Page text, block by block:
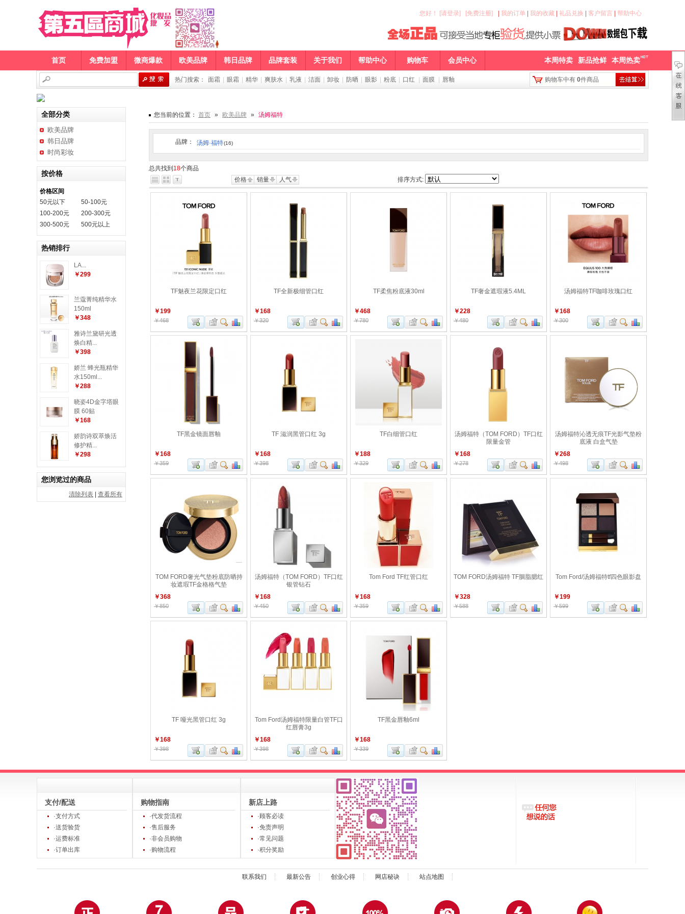
我的订单 我的收藏 礼品兑换 客户留言 帮助中心
您好 ！ [请登录] [免费注册]
首页 免费加盟 微商爆款 欧美品牌 韩日品牌 品牌套装 关于我们 帮助中心 购物车 会员中心 本周特卖 新品抢鲜 本周热卖
热门搜索： 面霜 眼霜 精华 爽肤水 乳液 洁面 卸妆 防晒 眼影 粉底 口红 面膜 唇釉 购物车中有 0件商品
您当前的位置： 首页 » 欧美品牌 » 汤姆福特
品牌： 汤姆·福特(16)
总共找到 18个商品
价格
销量 人气 排序方式:
TF魅夜兰花限定口红
￥199
￥468
TF全新极细管口红
￥168
￥320
TF柔焦粉底液30ml
￥468
￥780
TF奢金遮瑕液5.4ML
￥228
￥480
汤姆福特TF咖啡玫瑰口红
￥168
￥300
TF黑金镜面唇釉
￥168
￥359
TF 滋润黑管口红 3g
￥168
￥398
TF白细管口红
￥188
￥329
汤姆福特（TOM FORD）TF口红
限量金管
￥168
￥278
汤姆福特沁透无痕TF光影气垫粉
底液 白盒气垫
￥268
￥498
TOM FORD奢光气垫粉底防晒持
妆遮瑕TF金格格气垫
￥368
￥850
汤姆福特（TOM FORD）TF口红
银管钻石
￥168
￥450
Tom Ford TF红管口红
￥168
￥359
TOM FORD汤姆福特 TF胭脂腮红
￥328
￥588
Tom Ford/汤姆福特tf四色眼影盘
￥199
￥599
TF 哑光黑管口红 3g
￥168
￥398
Tom Ford汤姆福特限量白管TF口
红唇膏3g
￥168
￥398
TF黑金唇釉6ml
￥168
￥339
全部分类
欧美品牌
韩日品牌
时尚彩妆
按价格
价格区间
50元以下
50-100元
100-200元
200-300元
300-500元
500元以上
热销排行
LA...
￥299
兰蔻菁纯精华水
150ml
￥348
雅诗兰黛研光透
焕白精...
￥398
娇兰 蜂光瓶精华
水150ml...
￥288
晓姿4D金字塔眼
膜 60贴
￥168
娇韵诗双萃焕活
修护精...
￥298
您浏览过的商品
清除列表 查看所有
支付/配送
·支付方式
·送货验货
·运费标准
·订单出库
购物指南
·代发货流程
·售后服务
·非会员购物
·购物流程
新店上路
·顾客必读
·免责声明
·常见问题
·积分奖励
联系我们 最新公告 创业心得 网店秘诀 站点地图